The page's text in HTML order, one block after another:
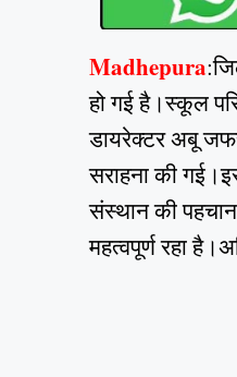
Madhepura
हो गई है।स्कूल
डायरेक्टर अबू जफर
सराहना की
संस्थान की
महत्वपूर्ण रहा